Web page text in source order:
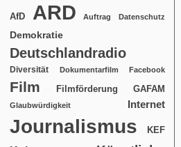
AfD ARD Auftrag Datenschutz
Demokratie
Deutschlandradio
Diversität Dokumentarfilm Facebook
Film Filmförderung GAFAM
Glaubwürdigkeit Internet
Journalismus KEF